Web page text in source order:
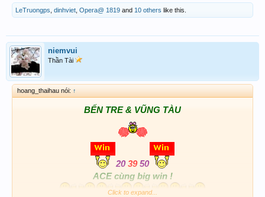
LeTruongps dinhviet Opera@ 1819 and 10 others like this.
niemvui
Thần Tài
hoang_thaihau nói: ↑
BẾN TRE & VŨNG TÀU
203950
ACE cùng big win !
Click to expand...